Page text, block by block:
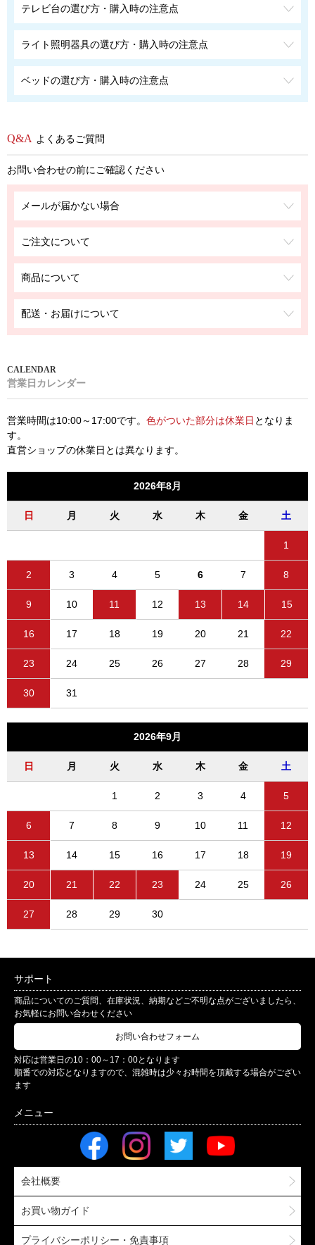
テレビ台の選び方・購入時の注意点
ライト照明器具の選び方・購入時の注意点
ベッドの選び方・購入時の注意点
よくあるご質問
お問い合わせの前にご確認ください
メールが届かない場合
ご注文について
商品について
配送・お届けについて
営業日カレンダー
営業時間は10:00～17:00です。 色がついた部分は休業日 となりま
す。
直営ショップの休業日とは異なります。
2026年8月
日 月 火 水 木 金 土
1
2 3 4 5 6 7 8
9 10 11 12 13 14 15
16 17 18 19 20 21 22
23 24 25 26 27 28 29
30 31
2026年9月
日 月 火 水 木 金 土
1 2 3 4 5
6 7 8 9 10 11 12
13 14 15 16 17 18 19
20 21 22 23 24 25 26
27 28 29 30
サポート
商品についてのご質問、在庫状況、納期などご不明な点がございましたら、
お気軽にお問い合わせください
お問い合わせフォーム
対応は営業日の10：00～17：00となります
順番での対応となりますので、混雑時は少々お時間を頂戴する場合がござい
ます
会社概要
お買い物ガイド
プライバシーポリシー・免責事項